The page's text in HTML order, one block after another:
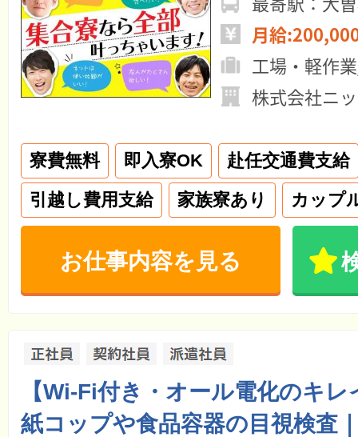
月給
工場・軽作
株式会社ニ
寮費無料 即入寮OK
赴任交通費支給
引越し費用支給
家族寮あり カップ
お仕事内容を見る
【Wi-Fi付き・オール電化のキ
紙コップや食品容器の目視検査